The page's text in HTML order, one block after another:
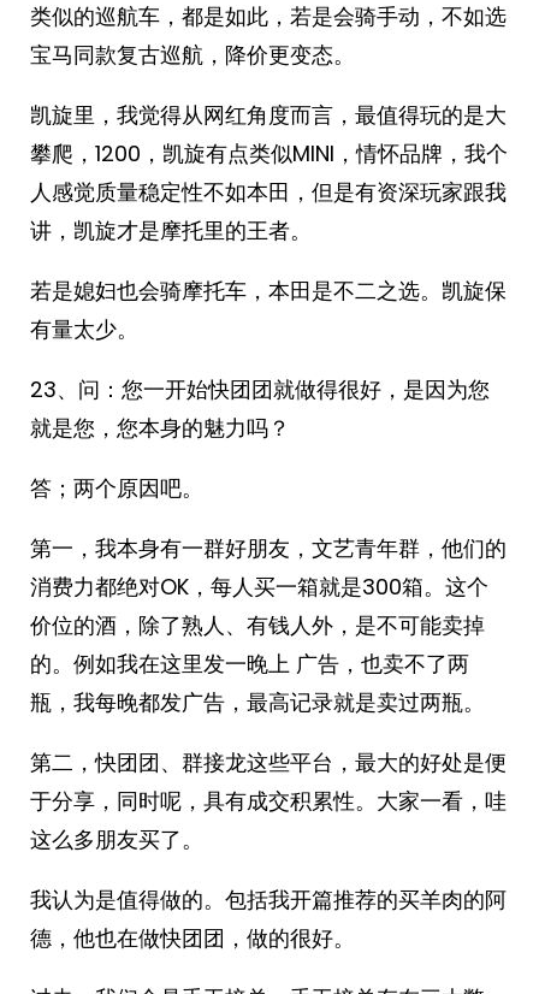
类似的巡航车，都是如此，若是会骑手动，不如选
宝马同款复古巡航，降价更变态。
凯旋里，我觉得从网红角度而言，最值得玩的是大
攀爬，1200，凯旋有点类似MINI，情怀品牌，我个
人感觉质量稳定性不如本田，但是有资深玩家跟我
讲，凯旋才是摩托里的王者。
若是媳妇也会骑摩托车，本田是不二之选。凯旋保
有量太少。
23、问：您一开始快团团就做得很好，是因为您
就是您，您本身的魅力吗？
答；两个原因吧。
第一，我本身有一群好朋友，文艺青年群，他们的
消费力都绝对OK，每人买一箱就是300箱。这个
价位的酒，除了熟人、有钱人外，是不可能卖掉
的。例如我在这里发一晚上 广告，也卖不了两
瓶，我每晚都发广告，最高记录就是卖过两瓶。
第二，快团团、群接龙这些平台，最大的好处是便
于分享，同时呢，具有成交积累性。大家一看，哇
这么多朋友买了。
我认为是值得做的。包括我开篇推荐的买羊肉的阿
德，他也在做快团团，做的很好。